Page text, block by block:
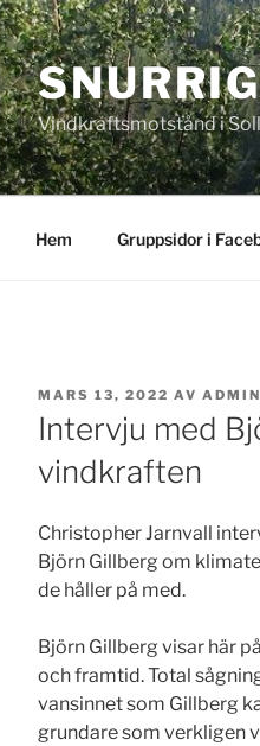
Vindkraftsmotstånd i
Hem Gruppsidor i
PUBLICERAT
MARS 13, 2022 AV
Intervju med
vindkraften
Christopher Jarnvall
Björn Gillberg om
de håller på med.
Björn Gillberg visar här
och framtid. Total
vansinnet som Gillberg
grundare som verkligen